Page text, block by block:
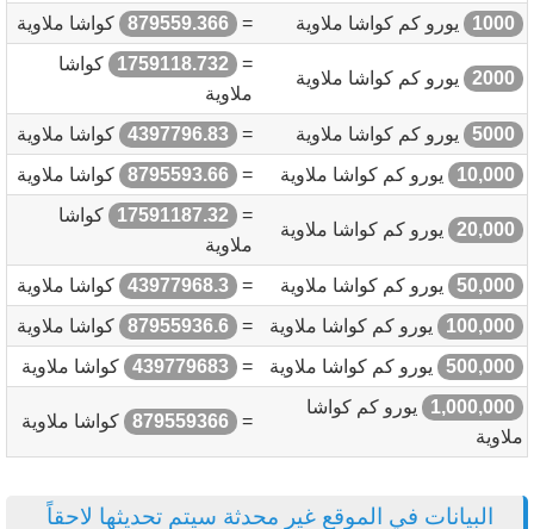
1000
يورو كم كواشا ملاوية =
879559.366 كواشا ملاوية
2000 يورو كم كواشا ملاوية
=
1759118.732
كواشا
ملاوية
5000
يورو كم كواشا ملاوية =
4397796.83
كواشا ملاوية
10,000
يورو كم كواشا ملاوية =
8795593.66 كواشا ملاوية
20,000 يورو كم كواشا ملاوية
=
17591187.32
كواشا
ملاوية
50,000
يورو كم كواشا ملاوية =
43977968.3
كواشا ملاوية
100,000
يورو كم كواشا ملاوية =
87955936.6
كواشا ملاوية
500,000
يورو كم كواشا ملاوية =
439779683
كواشا ملاوية
1,000,000
يورو كم كواشا
ملاوية
=
879559366 كواشا ملاوية
البيانات في الموقع غير محدثة سيتم تحديثها لاحقاً